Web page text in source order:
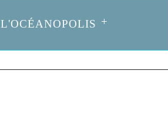
L'OCÉANOPOLIS